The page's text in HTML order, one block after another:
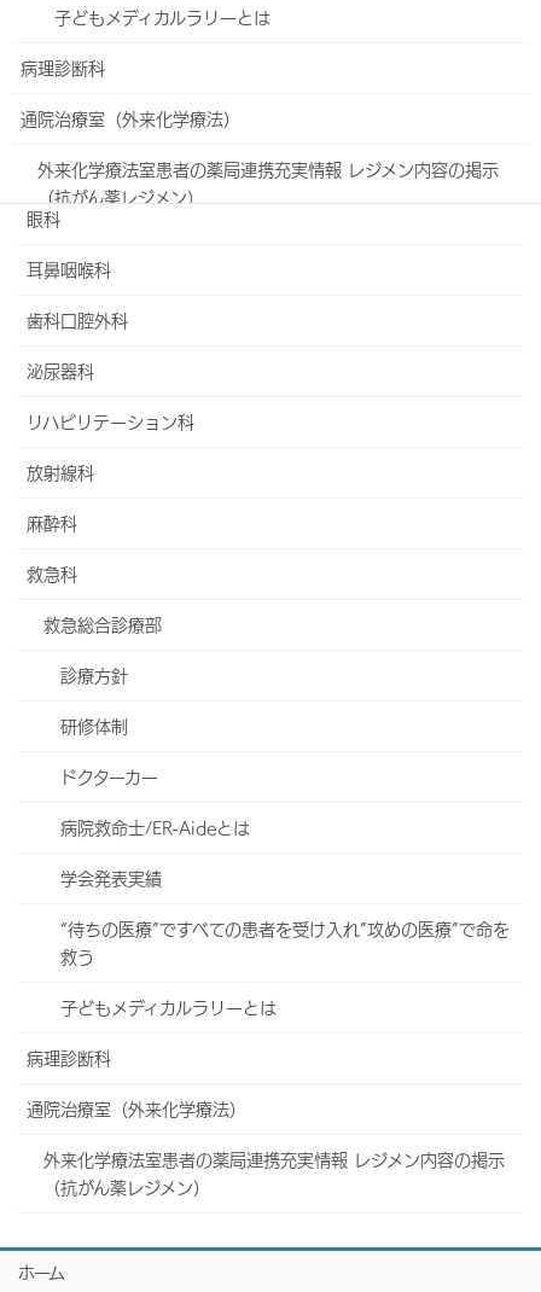
4D超音波装置（4Dエコー)のご紹介
ロボット支援下手術
足と傷のセンター
脳神経外科
眼科
耳鼻咽喉科
歯科口腔外科
泌尿器科
リハビリテーション科
放射線科
麻酔科
救急科
救急総合診療部
診療方針
研修体制
ドクターカー
病院救命士/ER-Aideとは
学会発表実績
“待ちの医療”ですべての患者を受け入れ”攻めの医療”で命を
救う
子どもメディカルラリーとは
病理診断科
通院治療室（外来化学療法）
外来化学療法室患者の薬局連携充実情報 レジメン内容の掲示
（抗がん薬レジメン）
ホーム
子どもメディカルラリーとは
病理診断科
通院治療室（外来化学療法）
外来化学療法室患者の薬局連携充実情報 レジメン内容の掲示
（抗がん薬レジメン）
ホーム
外来・診療科
入院・面会について
当院について
フロア案内
よくあるご質問